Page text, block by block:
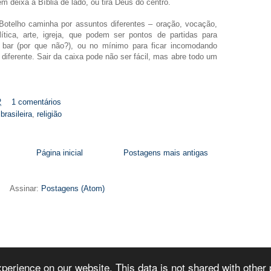
on our website. This data is not shared with other
deixa a Bíblia de lado, ou tira Deus do centro.
caminha por assuntos diferentes – oração, vocação,
arte, igreja, que podem ser pontos de partidas para
(por que não?), ou no mínimo para ficar incomodando
Sair da caixa pode não ser fácil, mas abre todo um
1 comentários
religião
Postagens mais antigas
Página inicial
Assinar: Postagens (Atom)